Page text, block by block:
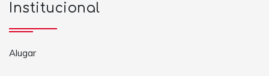
Institucional
Alugar